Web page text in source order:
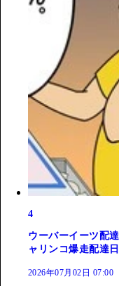
4
ウーバーイーツ配
ャリンコ爆走配達日
2026年07月02日 07:00